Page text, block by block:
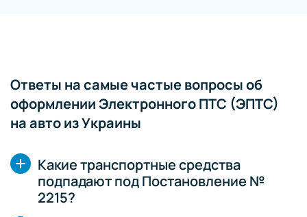
Ответы на самые частые вопросы об
оформлении Электронного ПТС (ЭПТС)
на авто из Украины
Какие транспортные средства
подпадают под Постановление №
2215?